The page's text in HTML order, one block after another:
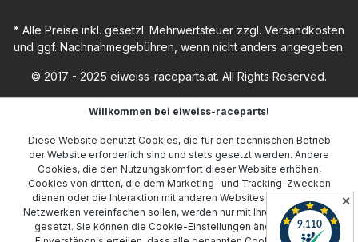
* Alle Preise inkl. gesetzl. Mehrwertsteuer zzgl. Versandkosten
und ggf. Nachnahmegebühren, wenn nicht anders angegeben.
© 2017 - 2025 eiweiss-raceparts.at. All Rights Reserved.
Willkommen bei eiweiss-raceparts!
Diese Website benutzt Cookies, die für den technischen Betrieb
der Website erforderlich sind und stets gesetzt werden. Andere
Cookies, die den Nutzungskomfort dieser Website erhöhen,
Cookies von dritten, die dem Marketing- und Tracking-Zwecken
dienen oder die Interaktion mit anderen Websites und sozialen
Netzwerken vereinfachen sollen, werden nur mit Ihrer Zustimmung
gesetzt. Sie können die Cookie-Einstellungen ändern oder Ihr
✕